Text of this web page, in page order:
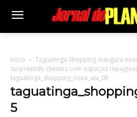
Início
Taguatinga Shopping inaugura
surpreende clientes com espaços
taguatinga_shopping_nova_ala_05
5